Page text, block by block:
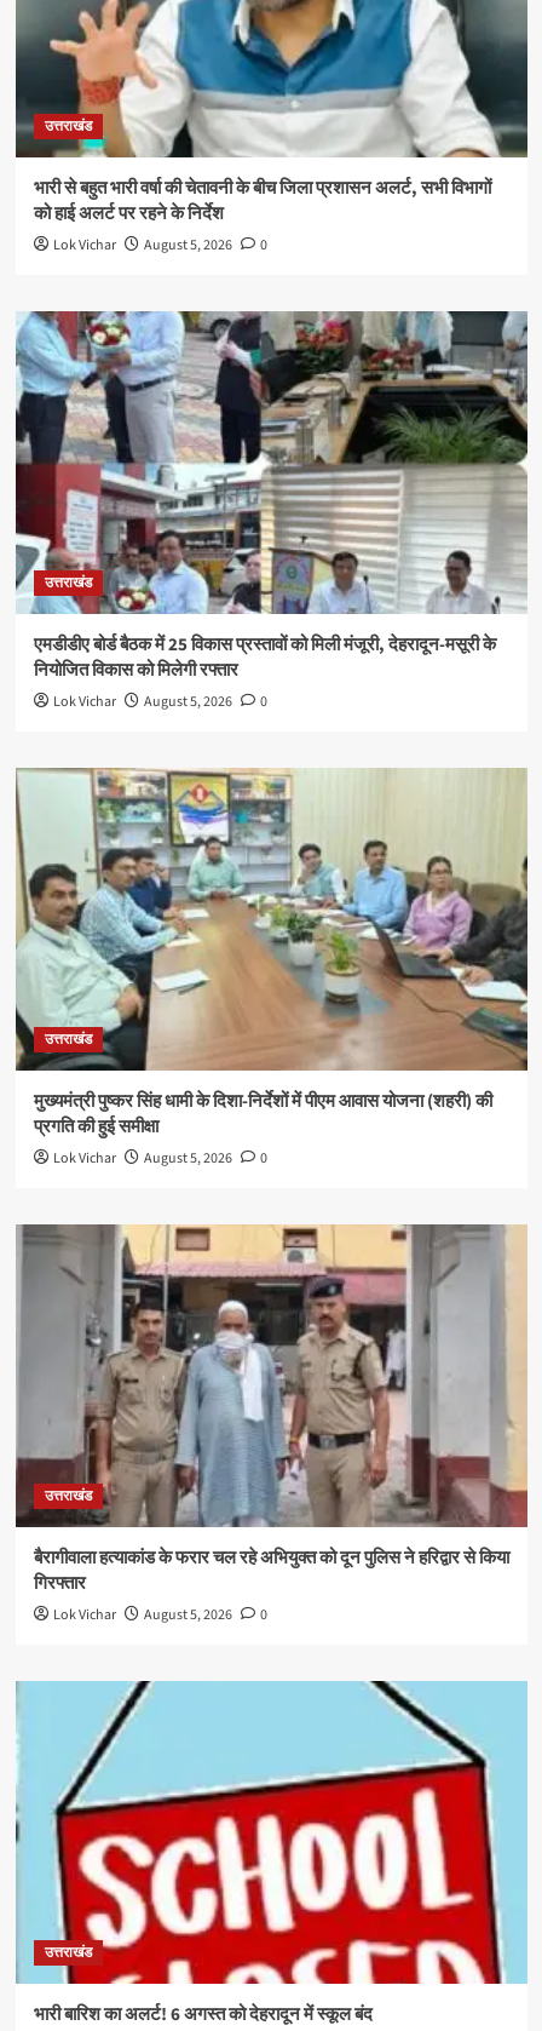
उत्तराखंड
भारी से बहुत भारी वर्षा की चेतावनी के बीच जिला प्रशासन अलर्ट, सभी विभागों
को हाई अलर्ट पर रहने के निर्देश
Lok Vichar August 5, 2026 0
उत्तराखंड
एमडीडीए बोर्ड बैठक में 25 विकास प्रस्तावों को मिली मंजूरी, देहरादून-मसूरी के
नियोजित विकास को मिलेगी रफ्तार
Lok Vichar August 5, 2026 0
उत्तराखंड
मुख्यमंत्री पुष्कर सिंह धामी के दिशा-निर्देशों में पीएम आवास योजना (शहरी) की
प्रगति की हुई समीक्षा
Lok Vichar August 5, 2026 0
उत्तराखंड
बैरागीवाला हत्याकांड के फरार चल रहे अभियुक्त को दून पुलिस ने हरिद्वार से किया
गिरफ्तार
Lok Vichar August 5, 2026 0
उत्तराखंड
भारी बारिश का अलर्ट! 6 अगस्त को देहरादून में स्कूल बंद